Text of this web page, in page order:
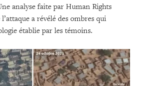
analyse faite par Human Rights
l’attaque a révélé des ombres qui
établie par les témoins.